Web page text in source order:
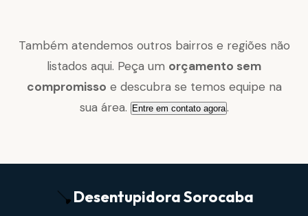
Também atendemos outros bairros e regiões não
listados aqui. Peça um orçamento sem
compromisso e descubra se temos equipe na
sua área. Entre em contato agora.
DesentupidoraSorocaba